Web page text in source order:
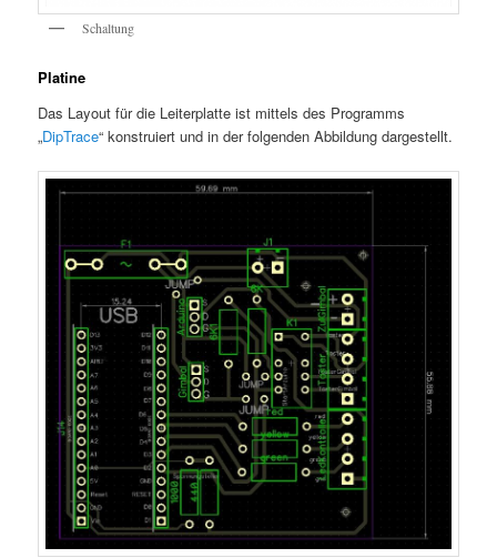
Schaltung
Platine
Das Layout für die Leiterplatte ist mittels des Programms
„DipTrace“ konstruiert und in der folgenden Abbildung dargestellt.